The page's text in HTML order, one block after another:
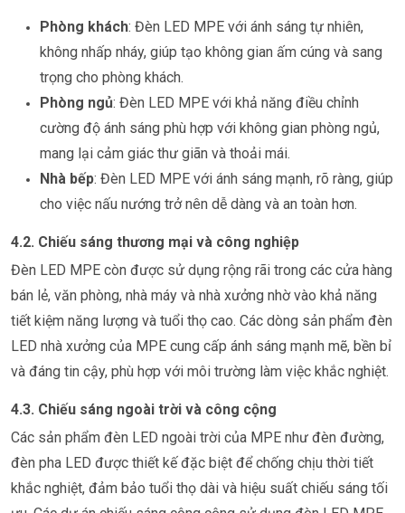
Phòng khách: Đèn LED MPE với ánh sáng tự nhiên,
không nhấp nháy, giúp tạo không gian ấm cúng và sang
trọng cho phòng khách.
Phòng ngủ: Đèn LED MPE với khả năng điều chỉnh
cường độ ánh sáng phù hợp với không gian phòng ngủ,
mang lại cảm giác thư giãn và thoải mái.
Nhà bếp: Đèn LED MPE với ánh sáng mạnh, rõ ràng, giúp
cho việc nấu nướng trở nên dễ dàng và an toàn hơn.
4.2. Chiếu sáng thương mại và công nghiệp
Đèn LED MPE còn được sử dụng rộng rãi trong các cửa hàng
bán lẻ, văn phòng, nhà máy và nhà xưởng nhờ vào khả năng
tiết kiệm năng lượng và tuổi thọ cao. Các dòng sản phẩm đèn
LED nhà xưởng của MPE cung cấp ánh sáng mạnh mẽ, bền bỉ
và đáng tin cậy, phù hợp với môi trường làm việc khắc nghiệt.
4.3. Chiếu sáng ngoài trời và công cộng
Các sản phẩm đèn LED ngoài trời của MPE như đèn đường,
đèn pha LED được thiết kế đặc biệt để chống chịu thời tiết
khắc nghiệt, đảm bảo tuổi thọ dài và hiệu suất chiếu sáng tối